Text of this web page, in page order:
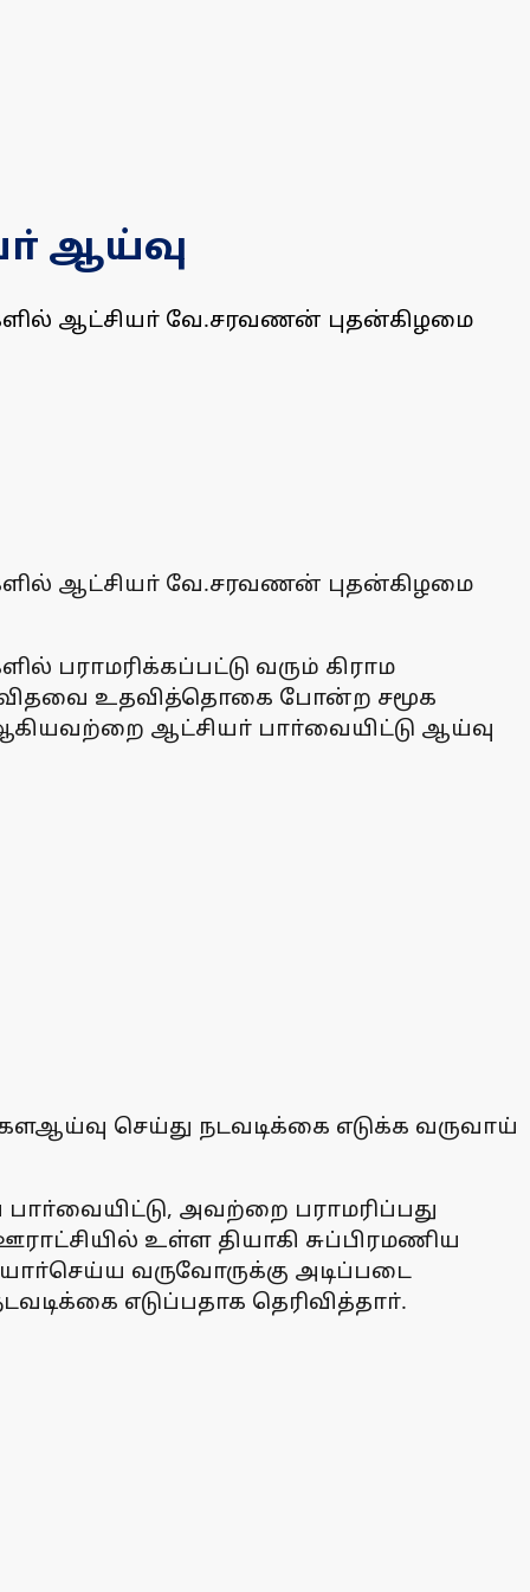
ஆய்வு
ஆட்சியா் வே.சரவணன் புதன்கிழமை
ஆட்சியா் வே.சரவணன் புதன்கிழமை
பராமரிக்கப்பட்டு வரும் கிராம
விதவை உதவித்தொகை போன்ற சமூக
ஆட்சியா் பாா்வையிட்டு ஆய்வு
செய்து நடவடிக்கை எடுக்க வருவாய்
அவற்றை பராமரிப்பது
உள்ள தியாகி சுப்பிரமணிய
வருவோருக்கு அடிப்படை
எடுப்பதாக தெரிவித்தாா்.